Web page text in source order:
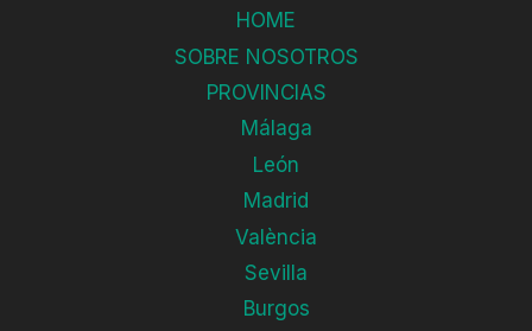
HOME
SOBRE NOSOTROS
PROVINCIAS
Málaga
León
Madrid
València
Sevilla
Burgos